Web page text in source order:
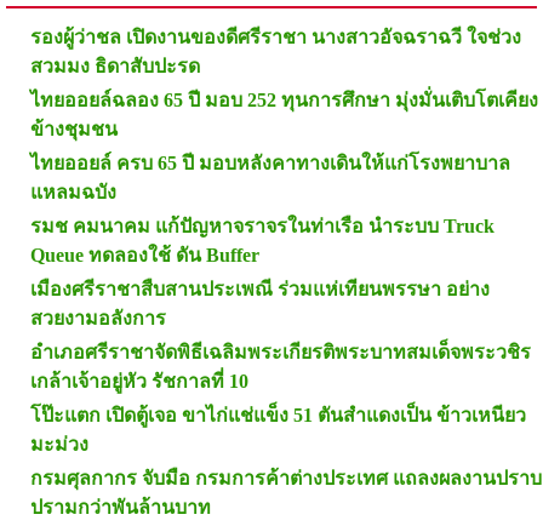
รองผู้ว่าชล เปิดงานของดีศรีราชา นางสาวอัจฉราฉวี ใจช่วง
สวมมง ธิดาสับปะรด
ไทยออยล์ฉลอง 65 ปี มอบ 252 ทุนการศึกษา มุ่งมั่นเติบโตเคียง
ข้างชุมชน
ไทยออยล์ ครบ 65 ปี มอบหลังคาทางเดินให้แก่โรงพยาบาล
แหลมฉบัง
รมช คมนาคม แก้ปัญหาจราจรในท่าเรือ นำระบบ Truck
Queue ทดลองใช้ ดัน Buffer
เมืองศรีราชาสืบสานประเพณี ร่วมแห่เทียนพรรษา อย่าง
สวยงามอลังการ
อำเภอศรีราชาจัดพิธีเฉลิมพระเกียรติพระบาทสมเด็จพระวชิร
เกล้าเจ้าอยู่หัว รัชกาลที่ 10
โป๊ะแตก เปิดตู้เจอ ขาไก่แช่แข็ง 51 ตันสำแดงเป็น ข้าวเหนียว
มะม่วง
กรมศุลกากร จับมือ กรมการค้าต่างประเทศ แถลงผลงานปราบ
ปรามกว่าพันล้านบาท